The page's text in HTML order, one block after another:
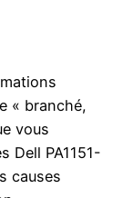
« branché,
vous
Dell PA1151-
causes